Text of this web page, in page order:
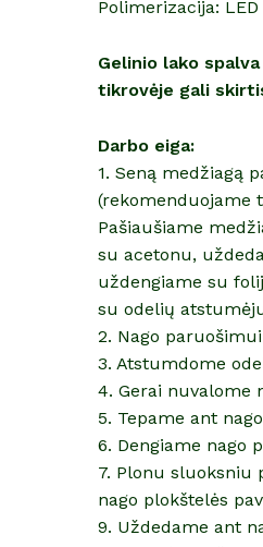
Polimerizacija:
Gelinio lako
tikrovėje gali
Darbo eiga:
1. Seną medžiagą
(rekomenduojame
Pašiaušiame
su acetonu,
uždengiame su
su odelių
2. Nago
3. Atstumdome
4. Gerai nuvalome
5. Tepame ant
6. Dengiame nago
7. Plonu sluoksniu
nago plokštelės
9. Uždedame ant